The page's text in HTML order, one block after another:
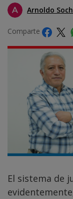
Arnoldo
Comparte
El sistema de